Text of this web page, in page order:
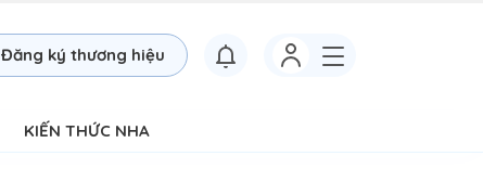
Đăng ký thương hiệu
KIẾN THỨC NHA